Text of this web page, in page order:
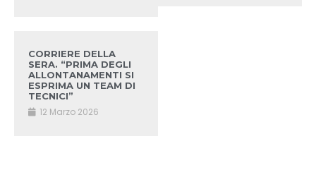
CORRIERE DELLA
SERA. “PRIMA DEGLI
ALLONTANAMENTI SI
ESPRIMA UN TEAM DI
TECNICI”
12 Marzo 2026